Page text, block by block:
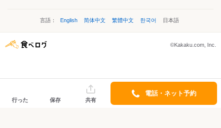
言語： English 简体中文 繁體中文 한국어 日本語
©Kakaku.com, Inc.
行った 保存 共有
電話・ネット予約